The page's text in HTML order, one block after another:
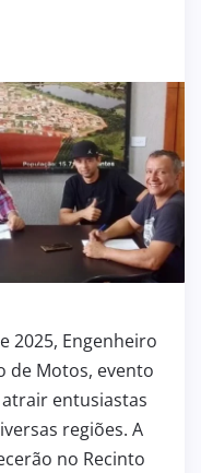
2025, Engenheiro
de Motos, evento
entusiastas
regiões. A
no Recinto